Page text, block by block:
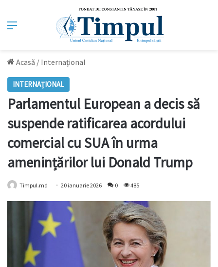
Meniu
Acasă / Internațional
INTERNAȚIONAL
Parlamentul European a decis să
suspende ratificarea acordului
comercial cu SUA în urma
amenințărilor lui Donald Trump
Timpul.md 20 ianuarie 2026 0 485